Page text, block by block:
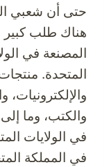
حتى أن شعبي
هناك طلب كبير
المصنعة في
المتحدة.
والكتب، وما
في الولايات
في المملكة